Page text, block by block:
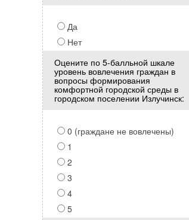
Да
Нет
Оцените по 5-балльной шкале
уровень вовлечения граждан в
вопросы формирования
комфортной городской среды в
городском поселении Излучинск:
0 (граждане не вовлечены)
1
2
3
4
5